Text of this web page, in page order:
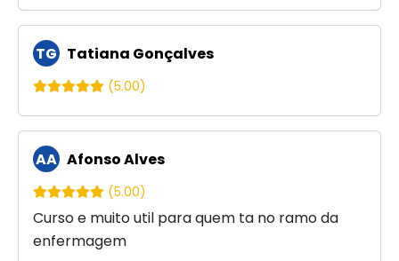
TG Tatiana Gonçalves
(5.00)
AA Afonso Alves
(5.00)
Curso e muito util para quem ta no ramo da
enfermagem